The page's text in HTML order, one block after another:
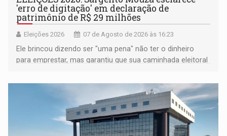
'erro de digitação' em declaração de
patrimônio de R$ 29 milhões
Eleições 2026 07 de Agosto de 2026 às 16:23
Ele brincou dizendo ser "uma pena" não ter o dinheiro
para emprestar, mas garantiu que sua caminhada eleitoral